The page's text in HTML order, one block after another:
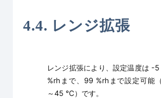
4.4. レンジ拡張
レンジ拡張により、設定温度は
%rhまで、99 %rhまで設定可能
～45 ℃）です。